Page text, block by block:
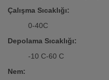
Çalışma Sıcaklığı:
0-40C
Depolama Sıcaklığı:
-10 C-60 C
Nem: